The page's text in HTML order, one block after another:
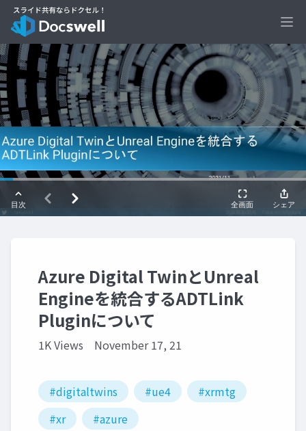
Azure Digital TwinとUnreal
Engineを統合するADTLink
Pluginについて
1K Views November 17, 21
#digitaltwins #ue4
#xrmtg
#xr
#azure